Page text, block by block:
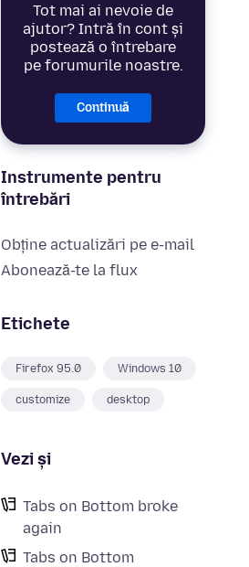
Tot mai ai nevoie de
ajutor? Intră în cont și
postează o întrebare
pe forumurile noastre.
Continuă
Instrumente pentru
întrebări
Obține actualizări pe e-mail
Abonează-te la flux
Etichete
Firefox 95.0 Windows 10
customize desktop
Vezi și
Tabs on Bottom broke
again
Tabs on Bottom